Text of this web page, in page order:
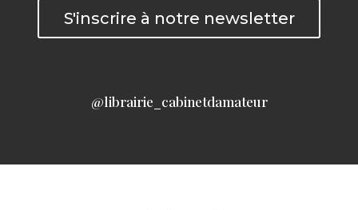
S'inscrire à notre newsletter
@librairie_cabinetdamateur